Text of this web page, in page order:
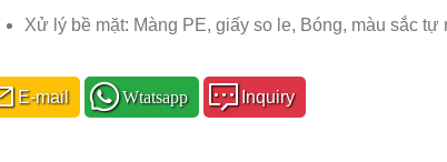
Xử lý bề mặt: Màng PE, giấy so le, Bóng, màu sắc tự
E-mail Wtatsapp Inquiry